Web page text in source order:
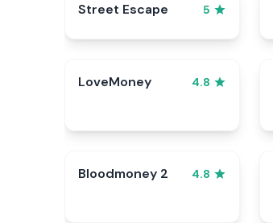
Street Escape 5
LoveMoney 4.8
Bloodmoney 2 4.8